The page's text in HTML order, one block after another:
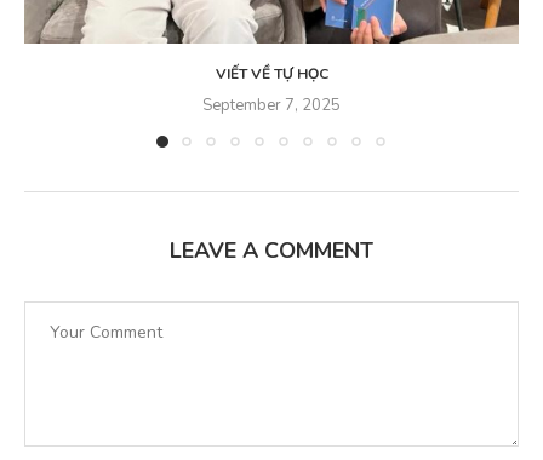
VIẾT VỀ TỰ HỌC
September 7, 2025
LEAVE A COMMENT